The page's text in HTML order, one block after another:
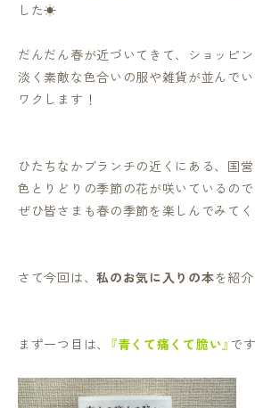
した☀
だんだん春が近づいてきて、ショッピ
淡く素敵な色合いの服や雑貨が並んで
ワクします！
ひたちなかブランチの近くにある、国
色とりどりの季節の花が咲いているので
ぜひ皆さまも春の季節を楽しんでみて
さて今回は、私のお気に入りの本を紹
まず一つ目は、 『青くて痛くて脆い』 で